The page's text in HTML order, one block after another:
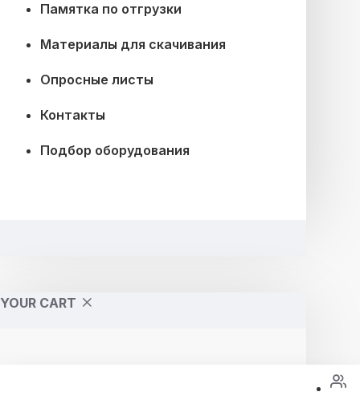
Памятка по отгрузки
Материалы для скачивания
Опросные листы
Контакты
Подбор оборудования
YOUR CART